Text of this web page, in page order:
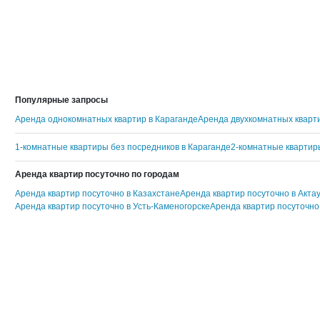
Популярные запросы
Аренда однокомнатных квартир в КарагандеАренда двухкомнатных
1-комнатные квартиры без посредников в Караганде2-комнатные
Аренда квартир посуточно по городам
Аренда квартир посуточно в КазахстанеАренда квартир посуточно в Актау
Аренда квартир посуточно в Усть-КаменогорскеАренда квартир